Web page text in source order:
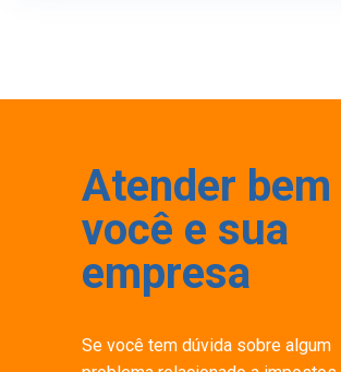
Atender bem
você e sua
empresa
Se você tem dúvida sobre algum